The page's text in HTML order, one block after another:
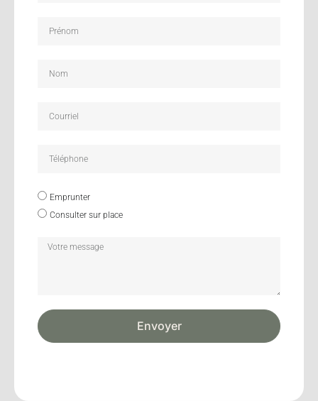
Emprunter
Consulter sur place
Envoyer